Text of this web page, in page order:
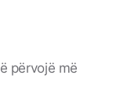
përvojë më